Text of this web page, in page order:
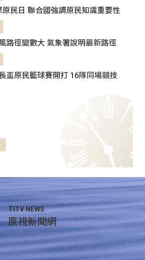
民日 聯合國強調原民知識重要性
路徑變數大 氣象署說明最新路徑
盃原民籃球賽開打 16隊同場競技
TITV NEWS
原視新聞網